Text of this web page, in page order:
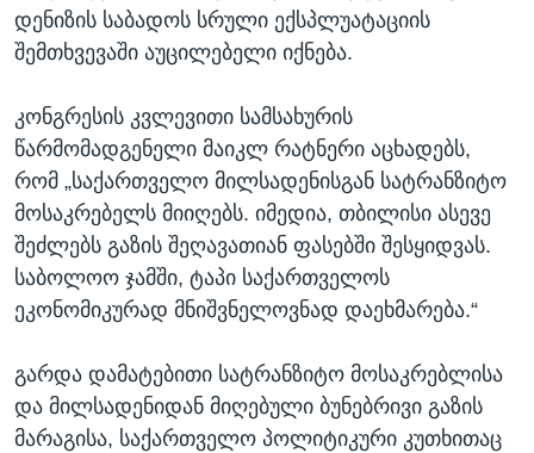
დენიზის საბადოს სრული ექსპლუატაციის
შემთხვევაში აუცილებელი იქნება.
კონგრესის კვლევითი სამსახურის
წარმომადგენელი მაიკლ რატნერი აცხადებს,
რომ „საქართველო მილსადენისგან სატრანზიტო
მოსაკრებელს მიიღებს. იმედია, თბილისი ასევე
შეძლებს გაზის შეღავათიან ფასებში შესყიდვას.
საბოლოო ჯამში, ტაპი საქართველოს
ეკონომიკურად მნიშვნელოვნად დაეხმარება.“
გარდა დამატებითი სატრანზიტო მოსაკრებლისა
და მილსადენიდან მიღებული ბუნებრივი გაზის
მარაგისა, საქართველო პოლიტიკური კუთხითაც